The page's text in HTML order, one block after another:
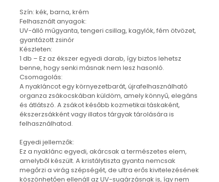
Fémmentes ékszerek
Karperec
Egyéb kiegészítők
Ékszertartó
Könyvjelző
Kiegészítők
Környezettudatos termékek
Kenyérzsák
Méhviaszos csomagoló
élelmiszereknek
Újraszalvéta szendvicsnek
Nasi - tasi
Kozmetikai korong
Textil edény- és tányérhuzat
Szín: kék, barna, krém
Felhasznált anyagok:
UV-álló műgyanta, tengeri csillag, kagylók, fém ötvözet,
gyantázott zsinór
Készleten:
1 db – Ez az ékszer egyedi darab, így biztos lehetsz
benne, hogy senki másnak nem lesz hasonló.
Csomagolás:
A nyakláncot egy környezetbarát, újrafelhasználható
organza zsákocskában küldöm, amely könnyű, elegáns
és átlátszó. A zsákot később kozmetikai táskaként,
ékszerzsákként vagy illatos tárgyak tárolására is
felhasználhatod.
Egyedi jellemzők:
Ez a nyaklánc egyedi, akárcsak a természetes elem,
amelyből készült. A kristálytiszta gyanta nemcsak
megőrzi a virág szépségét, de ultra erős kivitelezésének
köszönhetően ellenáll az UV-sugárzásnak is, így nem